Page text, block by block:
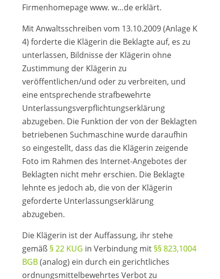
Firmenhomepage www. w…de erklärt.
Mit Anwaltsschreiben vom 13.10.2009 (Anlage K
4) forderte die Klägerin die Beklagte auf, es zu
unterlassen, Bildnisse der Klägerin ohne
Zustimmung der Klägerin zu
veröffentlichen/und oder zu verbreiten, und
eine entsprechende strafbewehrte
Unterlassungsverpflichtungserklärung
abzugeben. Die Funktion der von der Beklagten
betriebenen Suchmaschine wurde daraufhin
so eingestellt, dass das die Klägerin zeigende
Foto im Rahmen des Internet-Angebotes der
Beklagten nicht mehr erschien. Die Beklagte
lehnte es jedoch ab, die von der Klägerin
geforderte Unterlassungserklärung
abzugeben.
Die Klägerin ist der Auffassung, ihr stehe
gemäß § 22 KUG in Verbindung mit §§ 823,1004
BGB(analog) ein durch ein gerichtliches
ordnungsmittelbewehrtes Verbot zu